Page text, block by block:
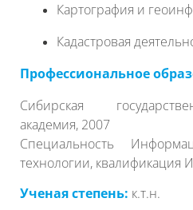
Картография и
Кадастровая
Профессиональное
Сибирская
академия, 2007
Специальность
технологии, квалификация
Ученая степень: к.т.н.